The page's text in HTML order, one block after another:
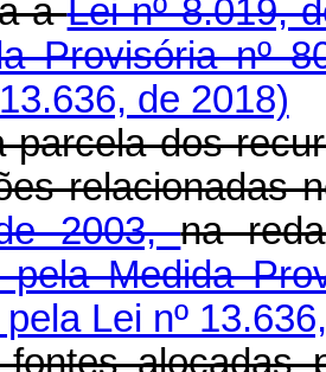
aLei nº 8.019,
Provisória nº
de 2018)
parcela dos
relacionadas
2003,na
pela Medida
Lei nº
alocadas